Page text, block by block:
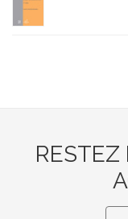
RESTEZ